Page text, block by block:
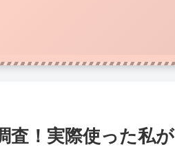
査！実際使った私が